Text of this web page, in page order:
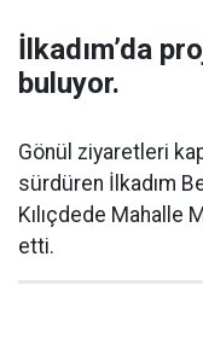
İlkadım’da
buluyor.
Gönül ziyaretleri
sürdüren İlkadım
Kılıçdede Mahalle
etti.